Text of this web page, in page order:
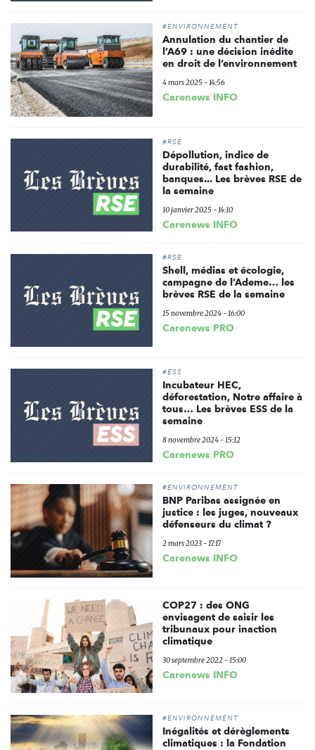
#ENVIRONNEMENT
Annulation du chantier de
l’A69 : une décision inédite
en droit de l’environnement
4 mars 2025 - 14:56
Carenews INFO
#RSE
Dépollution, indice de
durabilité, fast fashion,
banques... Les brèves RSE de
la semaine
10 janvier 2025 - 14:10
Carenews INFO
#RSE
Shell, médias et écologie,
campagne de l’Ademe… les
brèves RSE de la semaine
15 novembre 2024 - 16:00
Carenews PRO
#ESS
Incubateur HEC,
déforestation, Notre affaire à
tous… Les brèves ESS de la
semaine
8 novembre 2024 - 15:12
Carenews PRO
#ENVIRONNEMENT
BNP Paribas assignée en
justice : les juges, nouveaux
défenseurs du climat ?
2 mars 2023 - 17:17
Carenews INFO
COP27 : des ONG
envisagent de saisir les
tribunaux pour inaction
climatique
30 septembre 2022 - 15:00
Carenews INFO
#ENVIRONNEMENT
Inégalités et dérèglements
climatiques : la Fondation